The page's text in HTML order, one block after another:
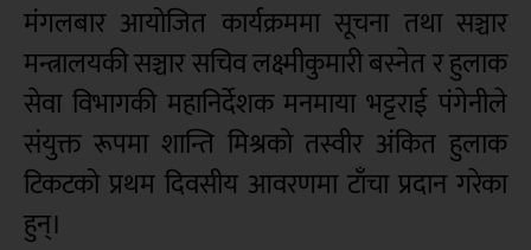
मंगलबार आयोजित कार्यक्रममा सूचना तथा सञ्चार
मन्त्रालयकी सञ्चार सचिव लक्ष्मीकुमारी बस्नेत र हुलाक
सेवा विभागकी महानिर्देशक मनमाया भट्टराई पंगेनीले
संयुक्त रूपमा शान्ति मिश्रको तस्वीर अंकित हुलाक
टिकटको प्रथम दिवसीय आवरणमा टाँचा प्रदान गरेका
हुन्।